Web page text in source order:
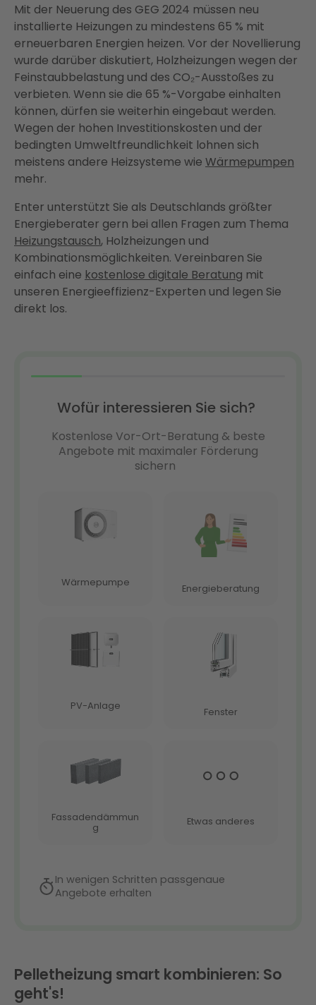
Mit der Neuerung des GEG 2024 müssen neu
installierte Heizungen zu mindestens 65 % mit
erneuerbaren Energien heizen. Vor der Novellierung
wurde darüber diskutiert, Holzheizungen wegen der
Feinstaubbelastung und des CO₂-Ausstoßes zu
verbieten. Wenn sie die 65 %-Vorgabe einhalten
können, dürfen sie weiterhin eingebaut werden.
Wegen der hohen Investitionskosten und der
bedingten Umweltfreundlichkeit lohnen sich
meistens andere Heizsysteme wie Wärmepumpen
mehr.
Enter unterstützt Sie als Deutschlands größter
Energieberater gern bei allen Fragen zum Thema
Heizungstausch, Holzheizungen und
Kombinationsmöglichkeiten. Vereinbaren Sie
einfach eine kostenlose digitale Beratung mit
unseren Energieeffizienz-Experten und legen Sie
direkt los.
Pelletheizung smart kombinieren: So
geht's!